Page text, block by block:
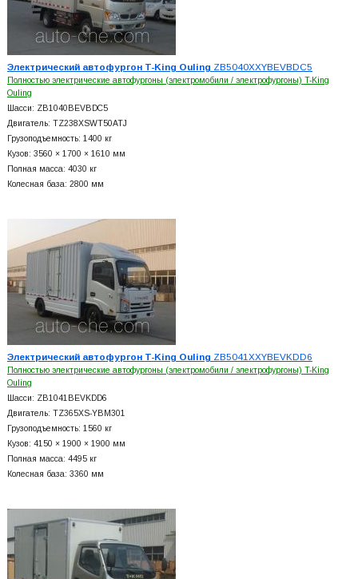
Электрический автофургон T-King Ouling ZB5040XXYBEVBDC5
Полностью электрические автофургоны (электромобили / электрофургоны) T-King
Ouling
Шасси: ZB1040BEVBDC5
Двигатель: TZ238XSWT50ATJ
Грузоподъемность: 1400 кг
Кузов: 3560 × 1700 × 1610 мм
Полная масса: 4030 кг
Колесная база: 2800 мм
Электрический автофургон T-King Ouling ZB5041XXYBEVKDD6
Полностью электрические автофургоны (электромобили / электрофургоны) T-King
Ouling
Шасси: ZB1041BEVKDD6
Двигатель: TZ365XS-YBM301
Грузоподъемность: 1560 кг
Кузов: 4150 × 1900 × 1900 мм
Полная масса: 4495 кг
Колесная база: 3360 мм